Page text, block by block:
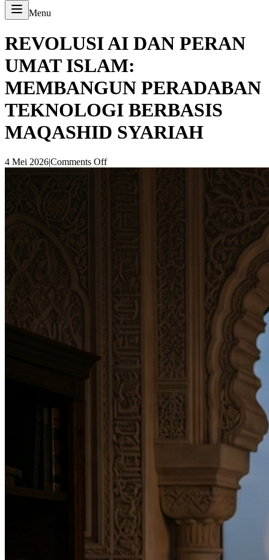
Menu
REVOLUSI AI DAN PERAN
UMAT ISLAM:
MEMBANGUN PERADABAN
TEKNOLOGI BERBASIS
MAQASHID SYARIAH
4 Mei 2026|Comments Off